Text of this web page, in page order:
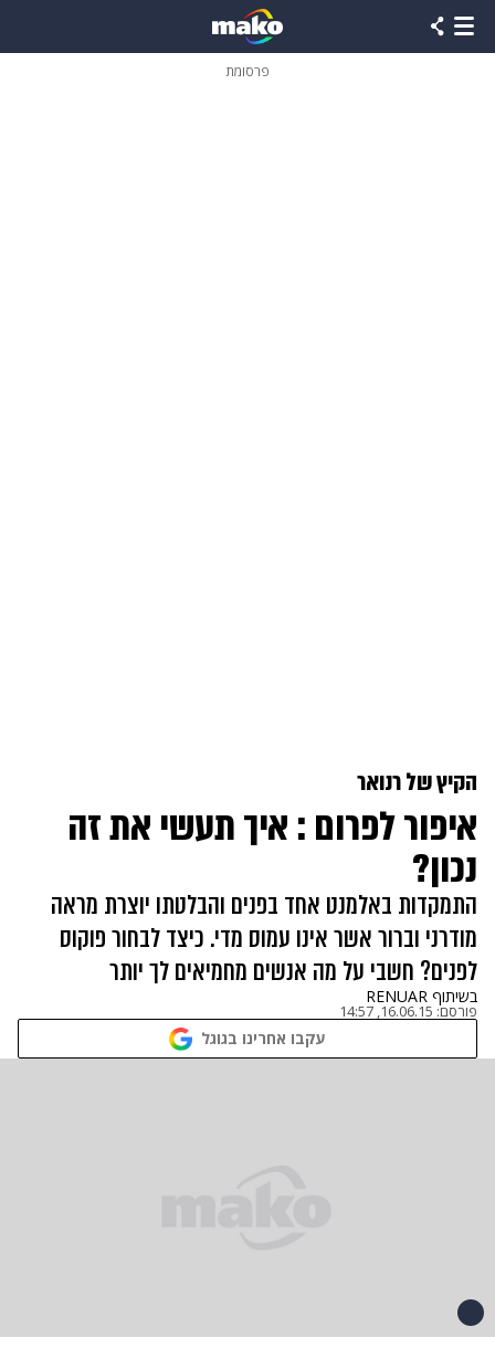
פרסומת
הקיץ של רנואר
איפור לפרום : איך תעשי את זה
נכון?
התמקדות באלמנט אחד בפנים והבלטתו יוצרת מראה
מודרני וברור אשר אינו עמוס מדי. כיצד לבחור פוקוס
לפנים? חשבי על מה אנשים מחמיאים לך יותר
בשיתוף RENUAR
פורסם: 16.06.15, 14:57
עקבו אחרינו בגוגל